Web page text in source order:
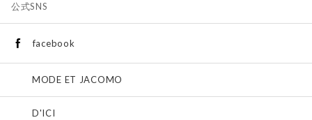
公式SNS
facebook
MODE ET JACOMO
D'ICI